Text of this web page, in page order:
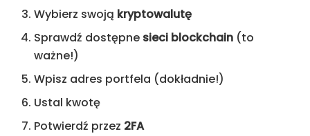
Wybierz swoją kryptowalutę
Sprawdź dostępne sieci blockchain (to
ważne!)
Wpisz adres portfela (dokładnie!)
Ustal kwotę
Potwierdź przez 2FA